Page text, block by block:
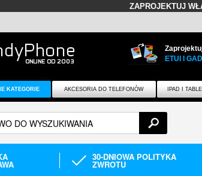
ZAPROJEKTUJ
ETUI I
KATEGORIE AKCESORIA DO TELEFONÓW IPAD I
30-DNIOWA POLITYKA
ZWROTU